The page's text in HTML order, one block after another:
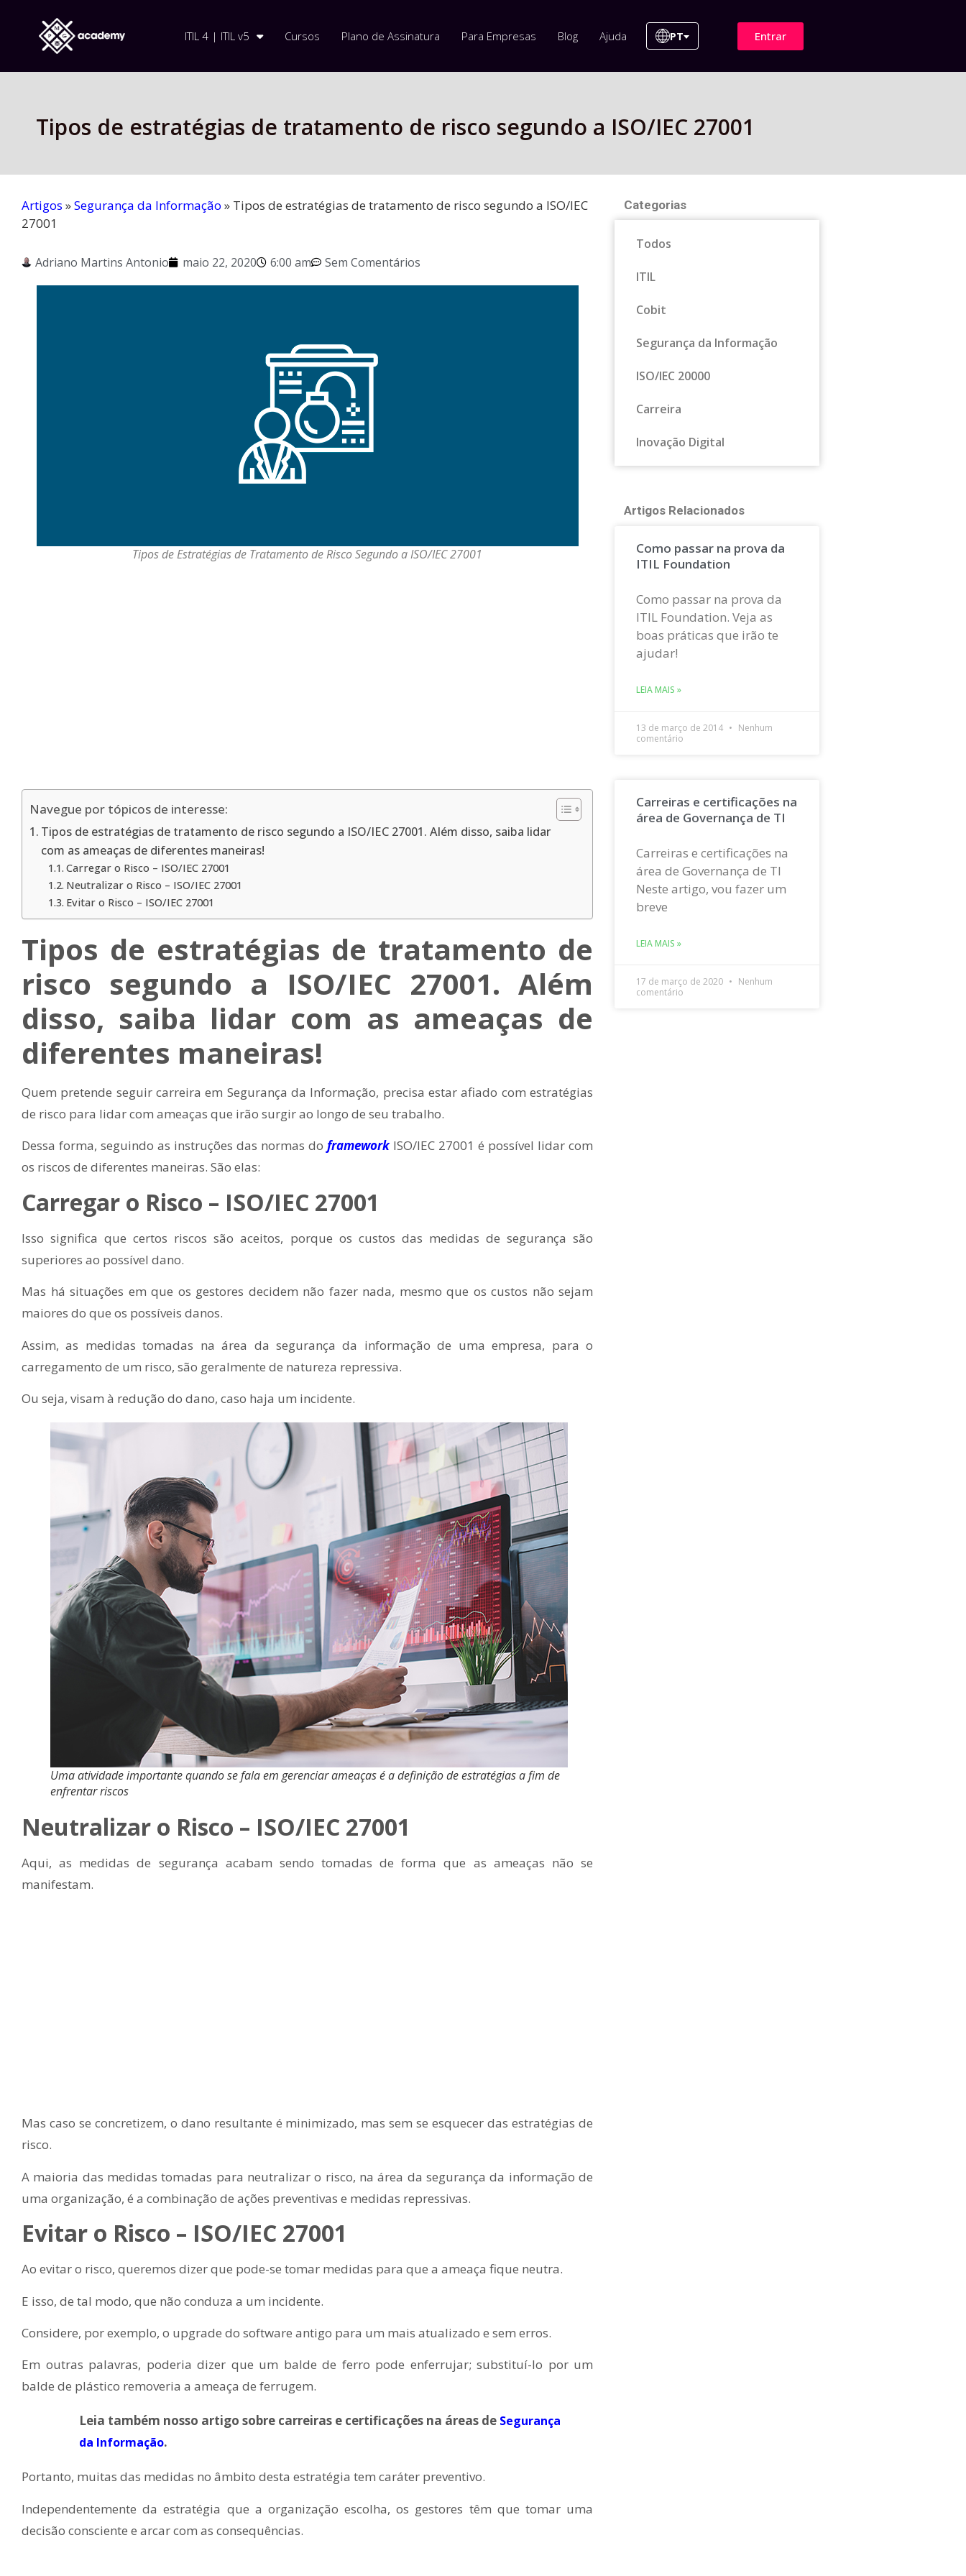
ITIL 4 | ITIL v5 Cursos Plano de Assinatura Para Empresas Blog Ajuda PT Entrar
Tipos de estratégias de tratamento de risco segundo a ISO/IEC 27001
Artigos »Segurança da Informação » Tipos de estratégias de tratamento de risco segundo a ISO/IEC
27001
Adriano Martins Antonio maio 22, 2020 6:00 am Sem Comentários
Tipos de Estratégias de Tratamento de Risco Segundo a ISO/IEC 27001
Navegue por tópicos de interesse:
Tipos de estratégias de tratamento de risco segundo a ISO/IEC 27001. Além disso, saiba lidar
com as ameaças de diferentes maneiras!
Carregar o Risco – ISO/IEC 27001
Neutralizar o Risco – ISO/IEC 27001
Evitar o Risco – ISO/IEC 27001
Tipos de estratégias de tratamento de
risco segundo a ISO/IEC 27001. Além
disso, saiba lidar com as ameaças de
diferentes maneiras!
Quem pretende seguir carreira em Segurança da Informação, precisa estar afiado com estratégias
de risco para lidar com ameaças que irão surgir ao longo de seu trabalho.
Dessa forma, seguindo as instruções das normas do framework ISO/IEC 27001 é possível lidar com
os riscos de diferentes maneiras. São elas:
Carregar o Risco – ISO/IEC 27001
Isso significa que certos riscos são aceitos, porque os custos das medidas de segurança são
superiores ao possível dano.
Mas há situações em que os gestores decidem não fazer nada, mesmo que os custos não sejam
maiores do que os possíveis danos.
Assim, as medidas tomadas na área da segurança da informação de uma empresa, para o
carregamento de um risco, são geralmente de natureza repressiva.
Ou seja, visam à redução do dano, caso haja um incidente.
Uma atividade importante quando se fala em gerenciar ameaças é a definição de estratégias a fim de
enfrentar riscos
Neutralizar o Risco – ISO/IEC 27001
Aqui, as medidas de segurança acabam sendo tomadas de forma que as ameaças não se
manifestam.
Mas caso se concretizem, o dano resultante é minimizado, mas sem se esquecer das estratégias de
risco.
A maioria das medidas tomadas para neutralizar o risco, na área da segurança da informação de
uma organização, é a combinação de ações preventivas e medidas repressivas.
Evitar o Risco – ISO/IEC 27001
Ao evitar o risco, queremos dizer que pode-se tomar medidas para que a ameaça fique neutra.
E isso, de tal modo, que não conduza a um incidente.
Considere, por exemplo, o upgrade do software antigo para um mais atualizado e sem erros.
Em outras palavras, poderia dizer que um balde de ferro pode enferrujar; substituí-lo por um
balde de plástico removeria a ameaça de ferrugem.
Leia também nosso artigo sobre carreiras e certificações na áreas de Segurança
da Informação.
Portanto, muitas das medidas no âmbito desta estratégia tem caráter preventivo.
Independentemente da estratégia que a organização escolha, os gestores têm que tomar uma
decisão consciente e arcar com as consequências.
Categorias
Todos
ITIL
Cobit
Segurança da Informação
ISO/IEC 20000
Carreira
Inovação Digital
Artigos Relacionados
Como passar na prova da
ITIL Foundation
Como passar na prova da
ITIL Foundation. Veja as
boas práticas que irão te
ajudar!
LEIA MAIS »
13 de março de 2014
Nenhum
comentário
Carreiras e certificações na
área de Governança de TI
Carreiras e certificações na
área de Governança de TI
Neste artigo, vou fazer um
breve
LEIA MAIS »
17 de março de 2020
Nenhum
comentário